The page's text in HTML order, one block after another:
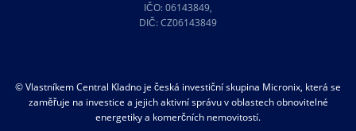
IČO: 06143849,
DIČ: CZ06143849
© Vlastníkem Central Kladno je česká investiční skupina Micronix, která se
zaměřuje na investice a jejich aktivní správu v oblastech obnovitelné
energetiky a komerčních nemovitostí.